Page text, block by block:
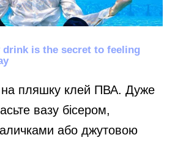
на пляшку клей ПВА. Дуже
вазу бісером,
або джутовою